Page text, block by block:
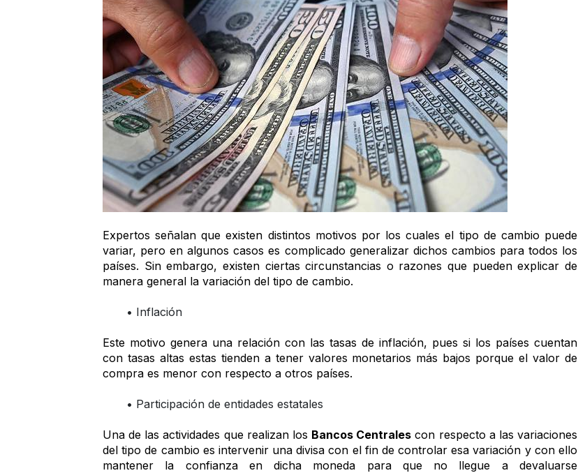
Expertos señalan que existen distintos motivos por los cuales el tipo de cambio puede
variar, pero en algunos casos es complicado generalizar dichos cambios para todos los
países. Sin embargo, existen ciertas circunstancias o razones que pueden explicar de
manera general la variación del tipo de cambio.
Inflación
Este motivo genera una relación con las tasas de inflación, pues si los países cuentan
con tasas altas estas tienden a tener valores monetarios más bajos porque el valor de
compra es menor con respecto a otros países.
Participación de entidades estatales
Una de las actividades que realizan los Bancos Centrales con respecto a las variaciones
del tipo de cambio es intervenir una divisa con el fin de controlar esa variación y con ello
mantener la confianza en dicha moneda para que no llegue a devaluarse